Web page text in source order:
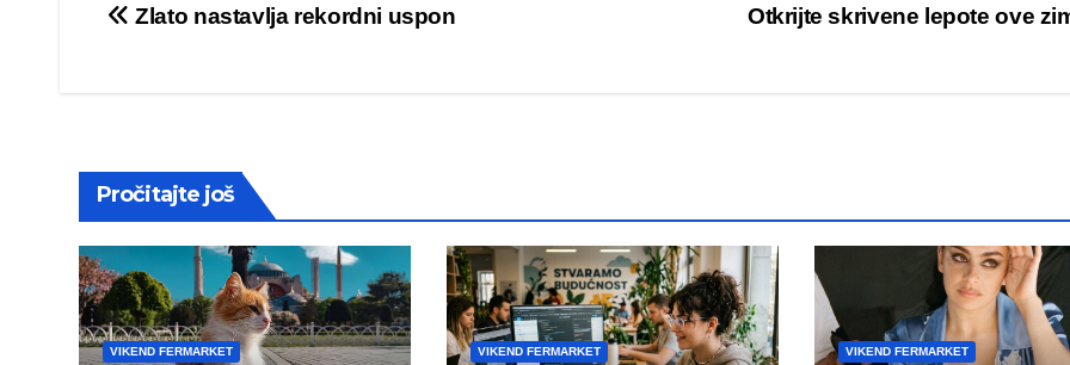
Post
Otkrijte skrivene lepote ove
Zlato nastavlja rekordni uspon
Pročitajte još
VIKEND FERMARKET VIKEND FERMARKET VIKEND FERMARKET